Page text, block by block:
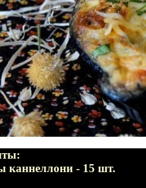
каннеллони - 15 шт.